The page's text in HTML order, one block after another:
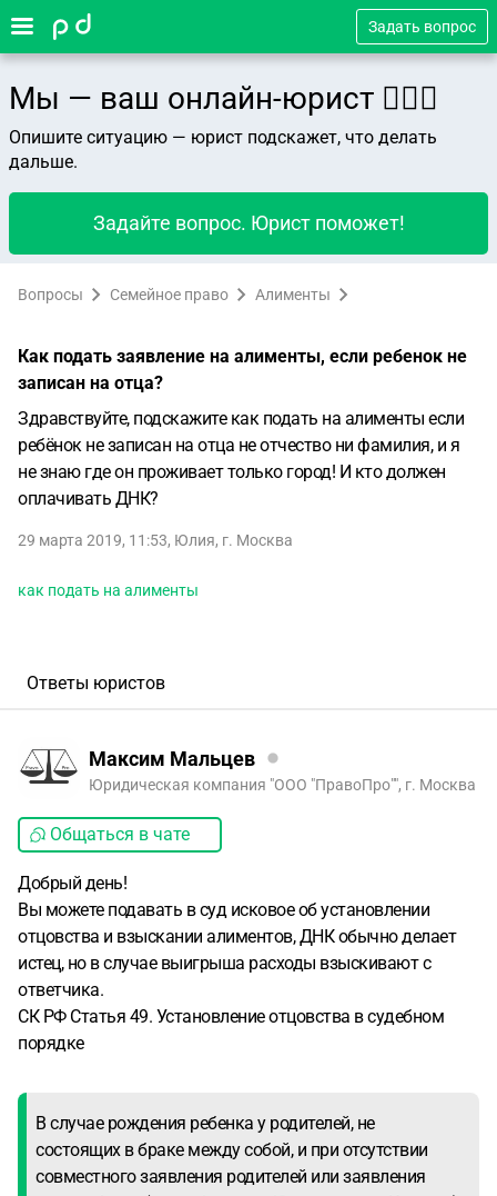
Задать вопрос
Мы — ваш онлайн-юрист 👨🏻‍⚖️
Опишите ситуацию — юрист подскажет, что делать
дальше.
Задайте вопрос. Юрист поможет!
Вопросы Семейное право Алименты
Как подать заявление на алименты, если ребенок не
записан на отца?
Здравствуйте, подскажите как подать на алименты если
ребёнок не записан на отца не отчество ни фамилия, и я
не знаю где он проживает только город! И кто должен
оплачивать ДНК?
29 марта 2019, 11:53, Юлия, г. Москва
как подать на алименты
Ответы юристов
Максим Мальцев
Юридическая компания "ООО "ПравоПро"", г. Москва
Общаться в чате
Добрый день!
Вы можете подавать в суд исковое об установлении
отцовства и взыскании алиментов, ДНК обычно делает
истец, но в случае выигрыша расходы взыскивают с
ответчика.
СК РФ Статья 49. Установление отцовства в судебном
порядке
В случае рождения ребенка у родителей, не
состоящих в браке между собой, и при отсутствии
совместного заявления родителей или заявления